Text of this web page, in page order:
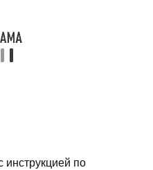
инструкцией по